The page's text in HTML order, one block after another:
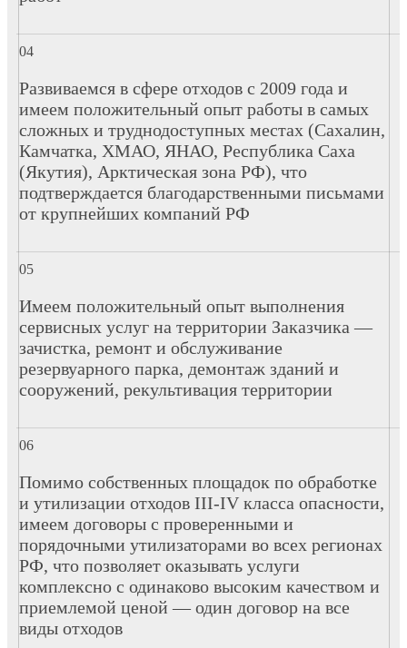
имеем положительный опыт работы в самых
сложных и труднодоступных местах (Сахалин,
Камчатка, ХМАО, ЯНАО, Республика Саха
(Якутия), Арктическая зона РФ), что
подтверждается благодарственными письмами
от крупнейших компаний РФ
сервисных услуг на территории Заказчика —
зачистка, ремонт и обслуживание
резервуарного парка, демонтаж зданий и
сооружений, рекультивация территории
и утилизации отходов III-IV класса опасности,
имеем договоры с проверенными и
порядочными утилизаторами во всех регионах
РФ, что позволяет оказывать услуги
комплексно с одинаково высоким качеством и
приемлемой ценой — один договор на все
виды отходов